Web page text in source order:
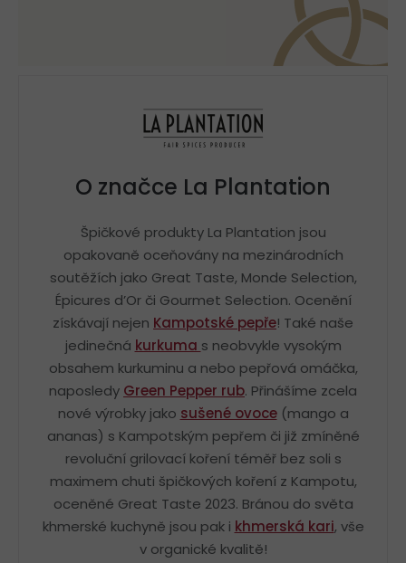
O značce La Plantation
Špičkové produkty La Plantation jsou
opakovaně oceňovány na mezinárodních
soutěžích jako Great Taste, Monde Selection,
Épicures d’Or či Gourmet Selection. Ocenění
získávají nejen Kampotské pepře! Také naše
jedinečná kurkuma s neobvykle vysokým
obsahem kurkuminu a nebo pepřová omáčka,
naposledy Green Pepper rub. Přinášíme zcela
nové výrobky jako sušené ovoce(mango a
ananas) s Kampotským pepřem či již zmíněné
revoluční grilovací koření téměř bez soli s
maximem chuti špičkových koření z Kampotu,
oceněné Great Taste 2023. Bránou do světa
khmerské kuchyně jsou pak i khmerská kari, vše
v organické kvalitě!